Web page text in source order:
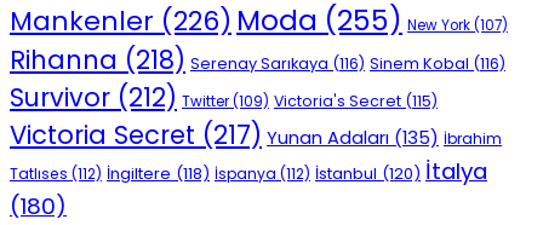
Mankenler (226) Moda (255) New York(107)
Rihanna (218) Serenay Sarıkaya (116) Sinem Kobal (116)
Survivor (212) Twitter(109) Victoria's Secret (115)
Victoria Secret (217) Yunan Adaları (135) İbrahim
Tatlıses (112) İngiltere (118) İspanya (112) İstanbul (120) İtalya
(180)